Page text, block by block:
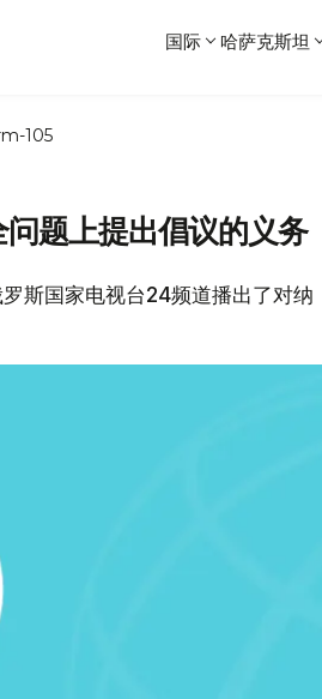
国际 哈萨克斯坦
105
题上提出倡议的义务
斯国家电视台24频道播出了对纳